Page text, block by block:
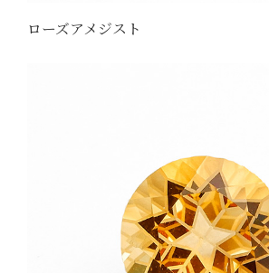
ローズアメジスト